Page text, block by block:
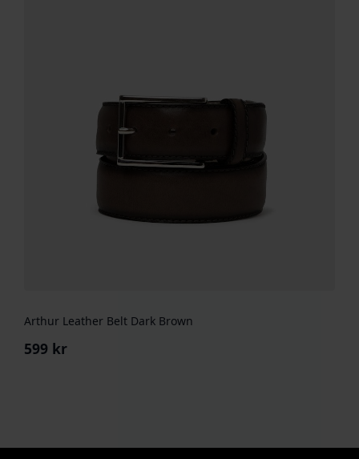
Arthur Leather Belt Dark Brown
599 kr